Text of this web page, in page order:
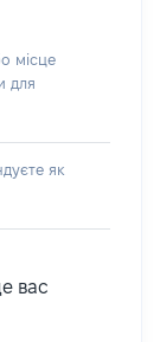
місце
для
як
вас